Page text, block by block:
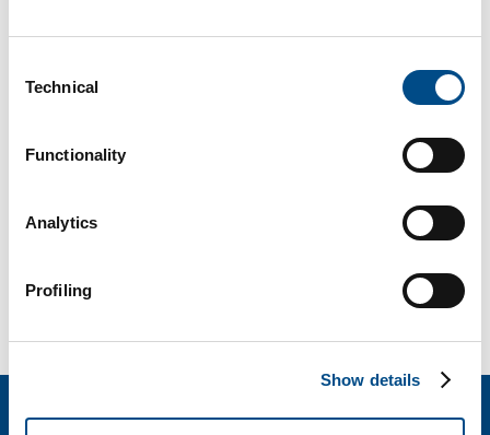
Selection
Technical
Functionality
Analytics
Profiling
Show details
Email